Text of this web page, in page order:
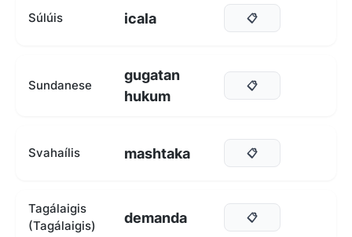
Súlúis icala 📋
Sundanese
gugatan
hukum
📋
Svahaílis mashtaka 📋
Tagálaigis
(Tagálaigis)
demanda 📋